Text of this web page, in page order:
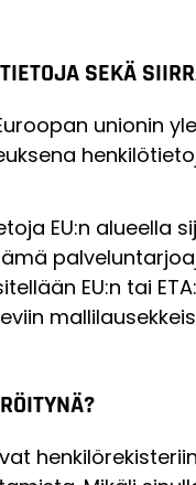
SEKÄ
unionin
EU:n alueella
EU:n tai